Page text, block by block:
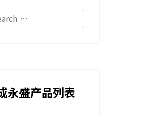
永盛产品列表